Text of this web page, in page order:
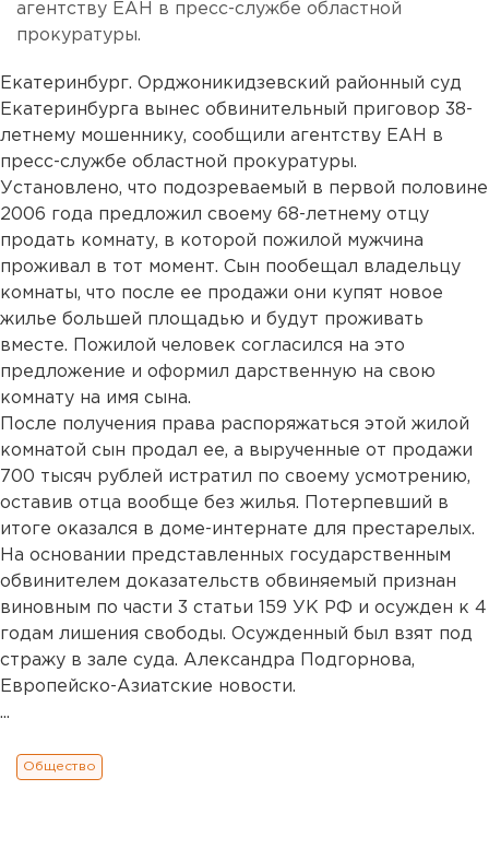
агентству ЕАН в пресс-службе областной
прокуратуры.
Екатеринбург. Орджоникидзевский районный суд
Екатеринбурга вынес обвинительный приговор 38-
летнему мошеннику, сообщили агентству ЕАН в
пресс-службе областной прокуратуры.
Установлено, что подозреваемый в первой половине
2006 года предложил своему 68-летнему отцу
продать комнату, в которой пожилой мужчина
проживал в тот момент. Сын пообещал владельцу
комнаты, что после ее продажи они купят новое
жилье большей площадью и будут проживать
вместе. Пожилой человек согласился на это
предложение и оформил дарственную на свою
комнату на имя сына.
После получения права распоряжаться этой жилой
комнатой сын продал ее, а вырученные от продажи
700 тысяч рублей истратил по своему усмотрению,
оставив отца вообще без жилья. Потерпевший в
итоге оказался в доме-интернате для престарелых.
На основании представленных государственным
обвинителем доказательств обвиняемый признан
виновным по части 3 статьи 159 УК РФ и осужден к 4
годам лишения свободы. Осужденный был взят под
стражу в зале суда. Александра Подгорнова,
Европейско-Азиатские новости.
...
Общество